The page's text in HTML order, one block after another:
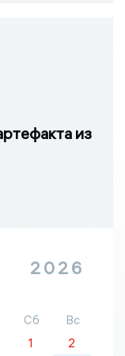
из
2026
Сб
Вс
1 2